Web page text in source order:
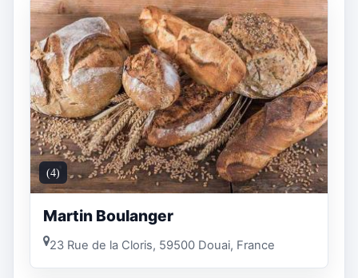
(4)
Martin Boulanger
23 Rue de la Cloris, 59500 Douai, France